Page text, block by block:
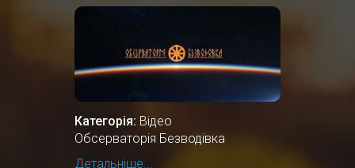
Категорія: Відео
Обсерваторія Безводівка
Детальніше...